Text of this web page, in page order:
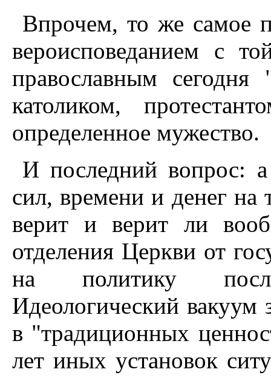
Впрочем, то же самое
вероисповеданием с
православным
католиком,
определенное мужество.
И последний вопрос:
сил, времени и денег на
верит и верит ли
отделения Церкви от
на политику
Идеологический вакуум
в "традиционных
лет иных установок